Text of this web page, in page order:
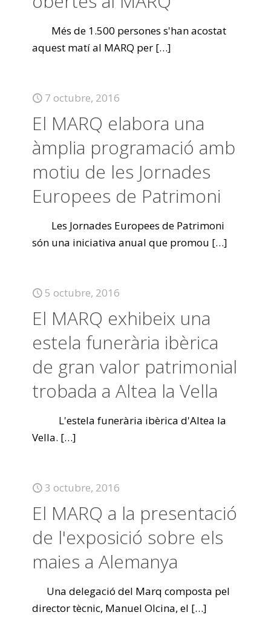
Més de 1.500 persones s'han acostat
aquest matí al MARQ per […]
7 octubre, 2016
El MARQ elabora una
àmplia programació amb
motiu de les Jornades
Europees de Patrimoni
Les Jornades Europees de Patrimoni
són una iniciativa anual que promou […]
5 octubre, 2016
El MARQ exhibeix una
estela funerària ibèrica
de gran valor patrimonial
trobada a Altea la Vella
L'estela funerària ibèrica d'Altea la
Vella. […]
3 octubre, 2016
El MARQ a la presentació
de l'exposició sobre els
maies a Alemanya
Una delegació del Marq composta pel
director tècnic, Manuel Olcina, el […]